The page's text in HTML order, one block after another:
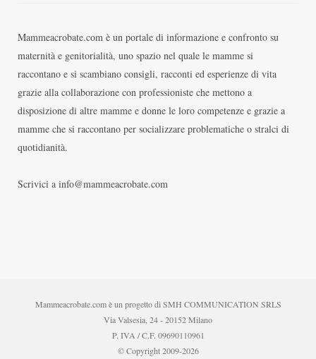
Mammeacrobate.com è un portale di informazione e confronto su
maternità e genitorialità, uno spazio nel quale le mamme si
raccontano e si scambiano consigli, racconti ed esperienze di vita
grazie alla collaborazione con professioniste che mettono a
disposizione di altre mamme e donne le loro competenze e grazie a
mamme che si raccontano per socializzare problematiche o stralci di
quotidianità.
Scrivici a info@mammeacrobate.com
Mammeacrobate.com è un progetto di SMH COMMUNICATION SRLS
Via Valsesia, 24 - 20152 Milano
P. IVA / C.F. 09690110961
© Copyright 2009-2026